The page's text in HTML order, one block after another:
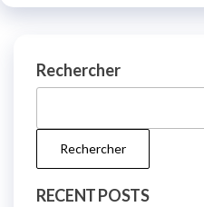
Rechercher
Rechercher
RECENT POSTS